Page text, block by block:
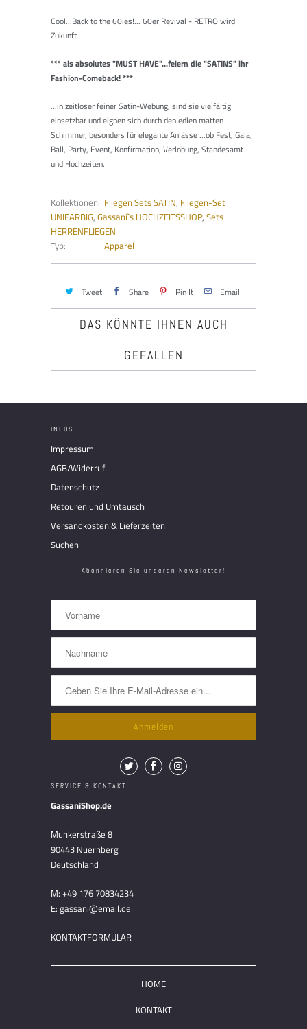
Cool...Back to the 60ies!... 60er Revival - RETRO wird
Zukunft
*** als absolutes "MUST HAVE"...feiern die "SATINS" ihr
Fashion-Comeback! ***
...in zeitloser feiner Satin-Webung, sind sie vielfältig
einsetzbar und eignen sich durch den edlen matten
Schimmer, besonders für elegante Anlässe ...ob Fest, Gala,
Ball, Party, Event, Konfirmation, Verlobung, Standesamt
und Hochzeiten.
Kollektionen: Fliegen Sets SATIN, Fliegen-Set
UNIFARBIG, Gassani`s HOCHZEITSSHOP, Sets
HERRENFLIEGEN
Typ:
Apparel
Tweet Share Pin It Email
DAS KÖNNTE IHNEN AUCH
GEFALLEN
INFOS
Impressum
AGB/Widerruf
Datenschutz
Retouren und Umtausch
Versandkosten & Lieferzeiten
Suchen
Abonnieren Sie unseren Newsletter!
SERVICE & KONTAKT
GassaniShop.de
Munkerstraße 8
90443 Nuernberg
Deutschland
M: +49 176 70834234
E: gassani@email.de
KONTAKTFORMULAR
HOME
KONTAKT